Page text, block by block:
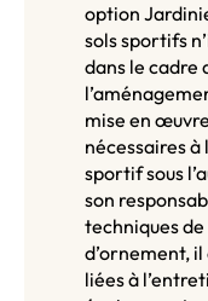
option
sols sportifs
dans le cadre
mise en
nécessaires à
sportif sous
son
techniques
d’ornement,
liées à